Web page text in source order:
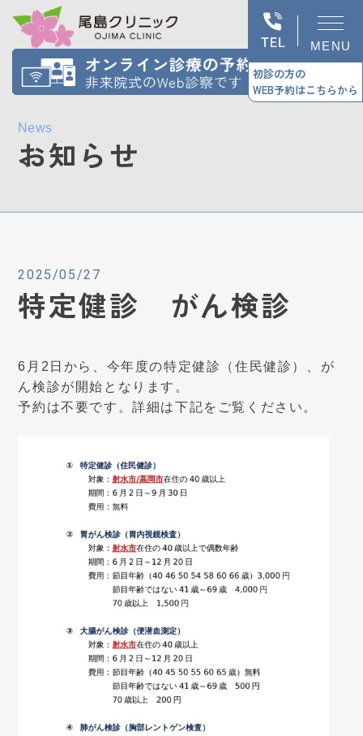
MENU
初診の方の
WEB予約はこちらから
News
お知らせ
2025/05/27
特定健診 がん検診
6月2日から、今年度の特定健診（住民健診）、が
ん検診が開始となります。
予約は不要です。詳細は下記をご覧ください。